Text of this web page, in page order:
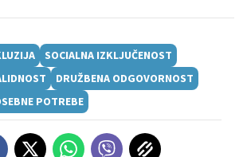
SOCIALNA IZKLJUČENOST
DRUŽBENA ODGOVORNOST
POTREBE